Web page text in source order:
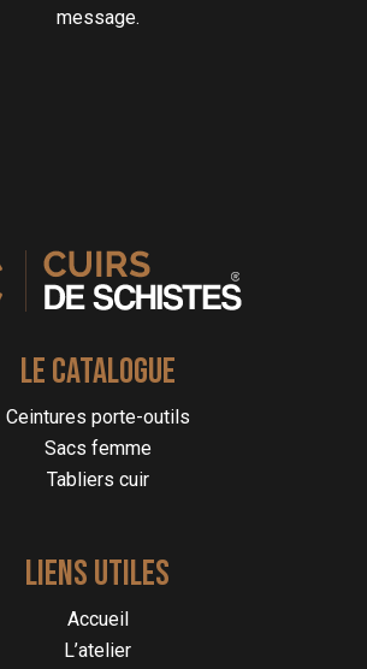
message.
LE CATALOGUE
Ceintures porte-outils
Sacs femme
Tabliers cuir
LIENS UTILES
Accueil
L’atelier